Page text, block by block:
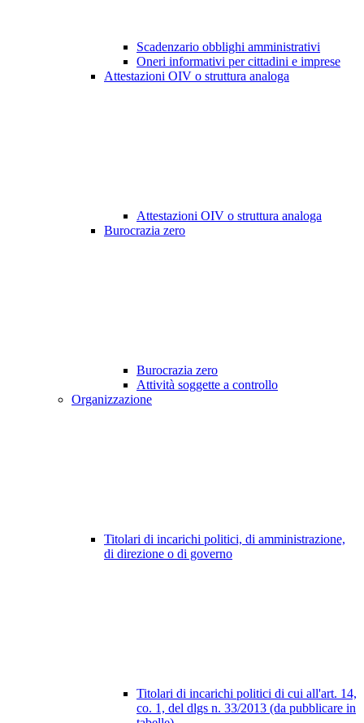
Scadenzario obblighi amministrativi
Oneri informativi per cittadini e imprese
Attestazioni OIV o struttura analoga
Attestazioni OIV o struttura analoga
Burocrazia zero
Burocrazia zero
Attività soggette a controllo
Organizzazione
Titolari di incarichi politici, di amministrazione,
di direzione o di governo
Titolari di incarichi politici di cui all'art. 14,
co. 1, del dlgs n. 33/2013 (da pubblicare in